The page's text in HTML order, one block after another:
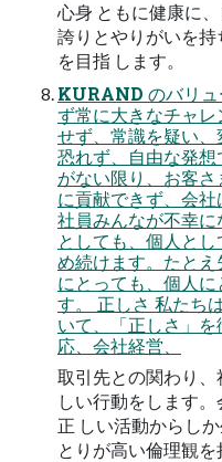
心身 ともに健康に
誇りとやりがいを持
を目指 します。
KURAND のバリュ
ず常に大きなチャ
せず、常識を疑い
恐れず、自由な発
がない限り、お客
に貢献できず、会社
社員みんなが不幸
としても、個人と
め続けます。たと
にとっても、個人
す。 正しさ 私たち
いて、「正しさ」
応、会社経営、
取引先との関わり
しい行動をします。
正 しい活動からし
とりが高い倫理観